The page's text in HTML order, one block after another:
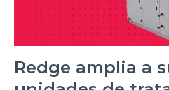
Redge amplia a